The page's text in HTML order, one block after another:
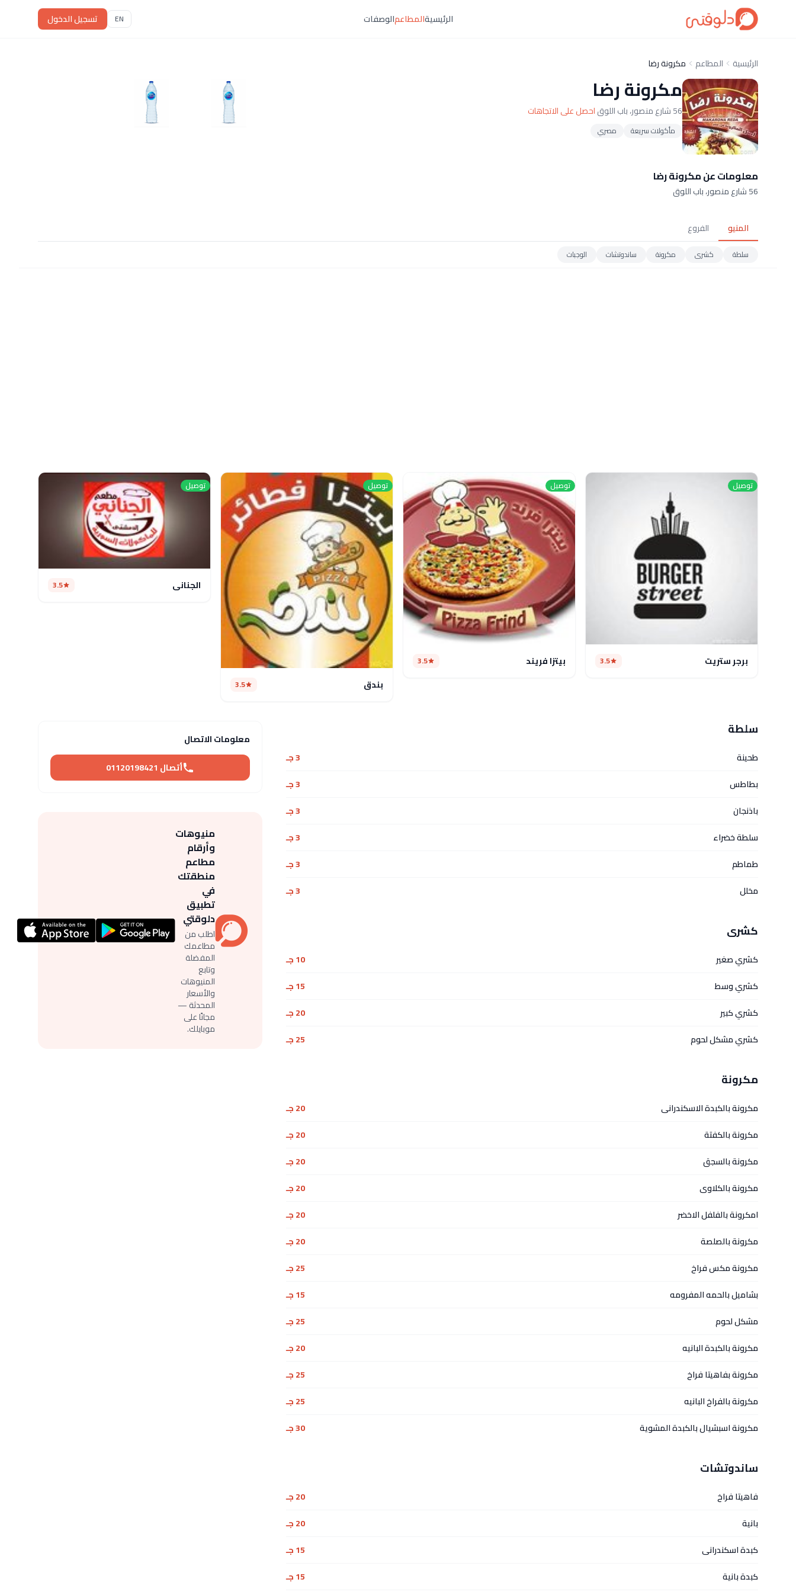
الرئيسيةالمطاعمالوصفات EN تسجيل الدخول
الرئيسية المطاعم مكرونة رضا
مكرونة رضا
56 شارع منصور، باب اللوق احصل على الاتجاهات
مأكولات سريعة مصري
معلومات عن مكرونة رضا
56 شارع منصور، باب اللوق
المنيو الفروع
سلطة كشرى مكرونة ساندوتشات الوجبات
توصيل
برجر ستريت 3.5
توصيل
بيتزا فريند 3.5
توصيل
بندق 3.5
توصيل
الجناني 3.5
سلطة
طحينة
3 جـ
بطاطس
3 جـ
باذنجان
3 جـ
سلطة خضراء
3 جـ
طماطم
3 جـ
مخلل
3 جـ
كشرى
كشري صغير
10 جـ
كشري وسط
15 جـ
كشري كبير
20 جـ
كشري مشكل لحوم
25 جـ
مكرونة
مكرونة بالكبدة الاسكندرانى
20 جـ
مكرونة بالكفتة
20 جـ
مكرونة بالسجق
20 جـ
مكرونة بالكلاوى
20 جـ
امكرونة بالفلفل الاخضر
20 جـ
مكرونة بالصلصة
20 جـ
مكرونة مكس فراخ
25 جـ
بشاميل بالحمه المفرومه
15 جـ
مشكل لحوم
25 جـ
مكرونة بالكبدة البانيه
20 جـ
مكرونة بفاهيتا فراخ
25 جـ
مكرونة بالفراخ البانيه
25 جـ
مكرونة اسبشيال بالكبدة المشوية
30 جـ
ساندوتشات
فاهيتا فراخ
20 جـ
بانية
20 جـ
كبدة اسكندرانى
15 جـ
كبدة بانية
15 جـ
معلومات الاتصال
أتصال 01120198421
منيوهات
وأرقام
مطاعم
منطقتك
في
تطبيق
دلوقتي
اطلب من
مطاعمك
المفضلة
وتابع
المنيوهات
والأسعار
المحدثة —
مجانًا على
موبايلك.